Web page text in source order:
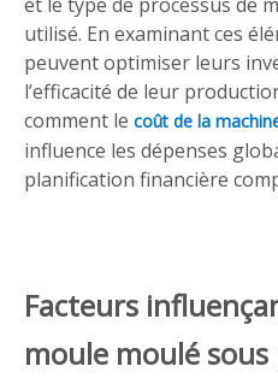
utilisé. En examinant ces
peuvent optimiser leurs
l’efficacité de leur
comment le coût de la
influence les dépenses
planification financière
Facteurs
moule moulé sous